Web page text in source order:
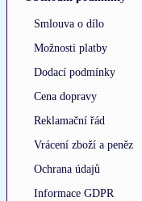
Smlouva o dílo
Možnosti platby
Dodací podmínky
Cena dopravy
Reklamační řád
Vrácení zboží a peněz
Ochrana údajů
Informace GDPR